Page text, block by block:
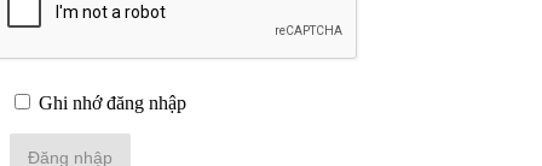
Ghi nhớ đăng nhập